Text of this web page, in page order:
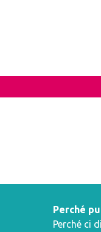
Perché
Perché ci